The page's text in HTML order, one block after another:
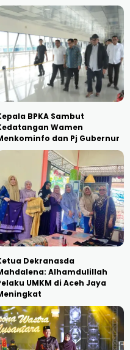
BPKA Sambut
Wamen
dan Pj Gubernur
Dekranasda
Alhamdulillah
UMKM di Aceh Jaya